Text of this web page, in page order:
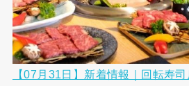
【07月31日】新着情報｜回転寿